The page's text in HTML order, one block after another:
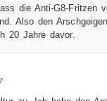
die Anti-G8-Fritzen
Also den
20 Jahre davor.